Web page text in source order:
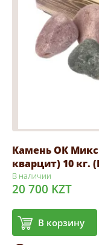
Камень ОК
кварцит) 10 кг.
В наличии
20 700 KZT
В корзину